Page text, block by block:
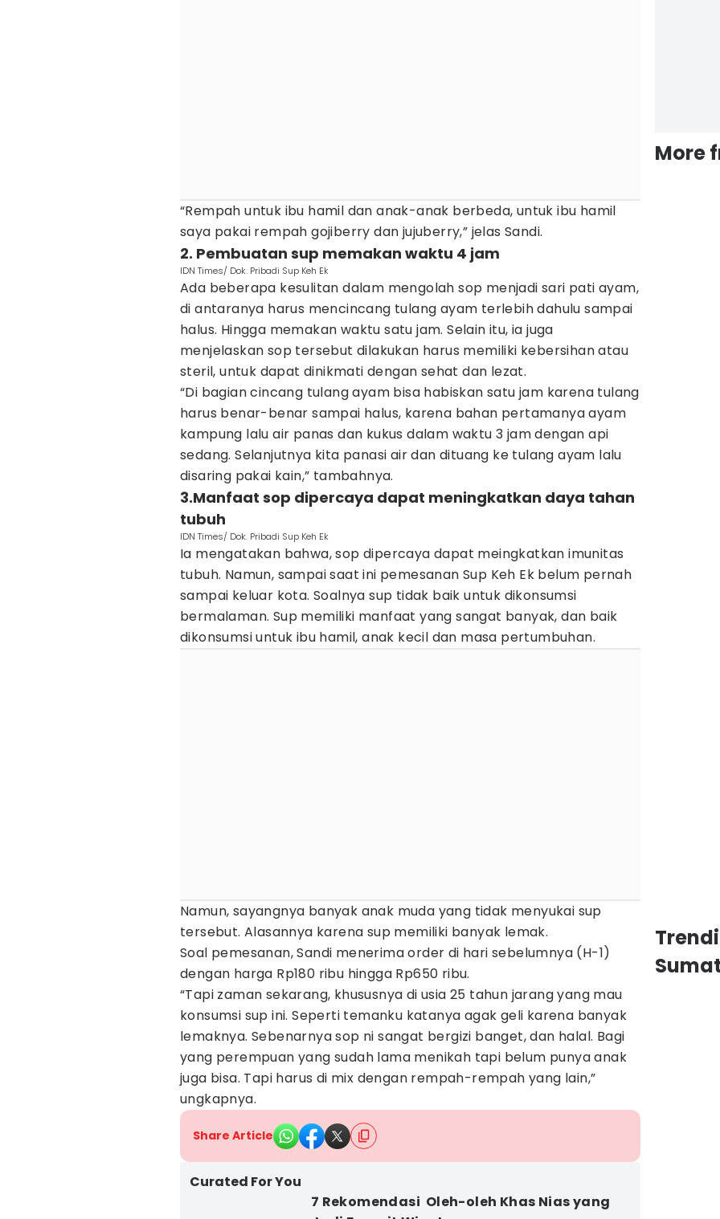
“Rempah untuk ibu hamil dan anak-anak berbeda, untuk ibu hamil
saya pakai rempah gojiberry dan jujuberry,” jelas Sandi.
2. Pembuatan sup memakan waktu 4 jam
IDN Times/ Dok. Pribadi Sup Keh Ek
Ada beberapa kesulitan dalam mengolah sop menjadi sari pati ayam,
di antaranya harus mencincang tulang ayam terlebih dahulu sampai
halus. Hingga memakan waktu satu jam. Selain itu, ia juga
menjelaskan sop tersebut dilakukan harus memiliki kebersihan atau
steril, untuk dapat dinikmati dengan sehat dan lezat.
“Di bagian cincang tulang ayam bisa habiskan satu jam karena tulang
harus benar-benar sampai halus, karena bahan pertamanya ayam
kampung lalu air panas dan kukus dalam waktu 3 jam dengan api
sedang. Selanjutnya kita panasi air dan dituang ke tulang ayam lalu
disaring pakai kain,” tambahnya.
3.Manfaat sop dipercaya dapat meningkatkan daya tahan
tubuh
IDN Times/ Dok. Pribadi Sup Keh Ek
Ia mengatakan bahwa, sop dipercaya dapat meingkatkan imunitas
tubuh. Namun, sampai saat ini pemesanan Sup Keh Ek belum pernah
sampai keluar kota. Soalnya sup tidak baik untuk dikonsumsi
bermalaman. Sup memiliki manfaat yang sangat banyak, dan baik
dikonsumsi untuk ibu hamil, anak kecil dan masa pertumbuhan.
Namun, sayangnya banyak anak muda yang tidak menyukai sup
tersebut. Alasannya karena sup memiliki banyak lemak.
Soal pemesanan, Sandi menerima order di hari sebelumnya (H-1)
dengan harga Rp180 ribu hingga Rp650 ribu.
“Tapi zaman sekarang, khususnya di usia 25 tahun jarang yang mau
konsumsi sup ini. Seperti temanku katanya agak geli karena banyak
lemaknya. Sebenarnya sop ni sangat bergizi banget, dan halal. Bagi
yang perempuan yang sudah lama menikah tapi belum punya anak
juga bisa. Tapi harus di mix dengan rempah-rempah yang lain,”
ungkapnya.
Share Article
Curated For You
7 Rekomendasi Oleh-oleh Khas Nias yang
More